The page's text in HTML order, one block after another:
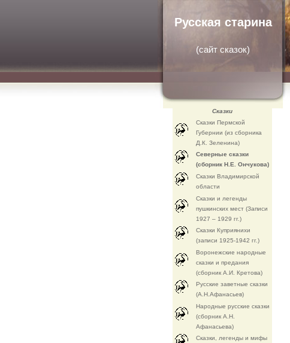
Русская старина
(сайт сказок)
Сказки
Сказки Пермской
Губернии (из сборника
Д.К. Зеленина)
Северные сказки
(сборник Н.Е. Ончукова)
Сказки Владимирской
области
Сказки и легенды
пушкинских мест (Записи
1927 – 1929 гг.)
Сказки Куприянихи
(записи 1925-1942 гг.)
Воронежские народные
сказки и предания
(сборник А.И. Кретова)
Русские заветные сказки
(А.Н.Афанасьев)
Народные русские сказки
(сборник А.Н.
Афанасьева)
Сказки, легенды и мифы